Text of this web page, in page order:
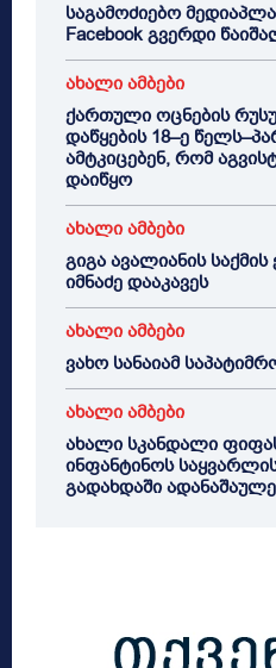
საგამოძიებო
Facebook გვერდი
ახალი ამბები
ქართული ოცნების
დაწყების 18–ე
ამტკიცებენ, რომ
დაიწყო
ახალი ამბები
გიგა ავალიანის
იმნაძე დააკავეს
ახალი ამბები
ვახო სანაიამ
ახალი ამბები
ახალი სკანდალი
ინფანტინოს
გადახდაში